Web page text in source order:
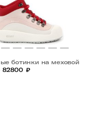
ботинки на меховой
82800 ₽